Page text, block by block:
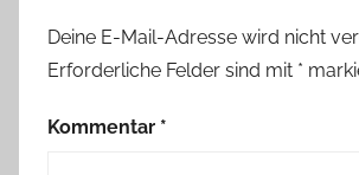
Deine E-Mail-Adresse wird nicht
Erforderliche Felder sind mit *
Kommentar *